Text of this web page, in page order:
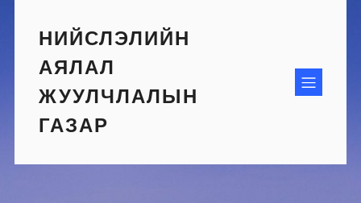
contentНИЙСЛЭЛИЙН
АЯЛАЛ
ЖУУЛЧЛАЛЫН
ГАЗАР